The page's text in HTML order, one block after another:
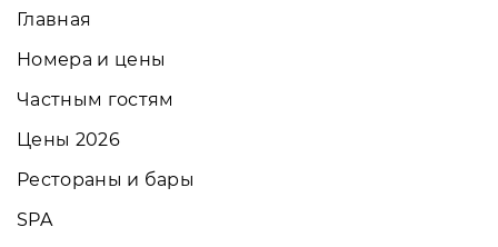
Главная
Номера и цены
Частным гостям
Цены 2026
Рестораны и бары
SPA